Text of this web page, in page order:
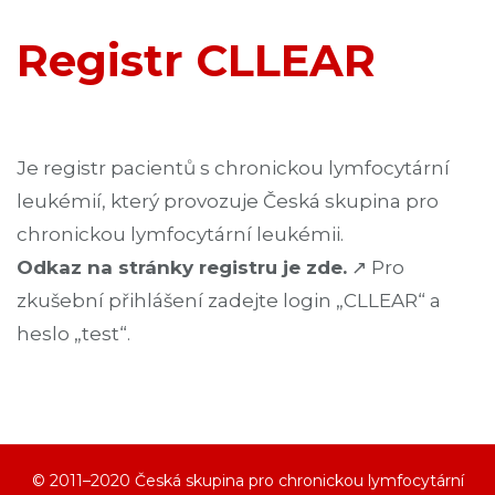
Registr CLLEAR
Je registr pacientů s chronickou lymfocytární
leukémií, který provozuje Česká skupina pro
chronickou lymfocytární leukémii.
Odkaz na stránky registru je zde. ↗ Pro
zkušební přihlášení zadejte login „CLLEAR“ a
heslo „test“.
© 2011–2020 Česká skupina pro chronickou lymfocytární